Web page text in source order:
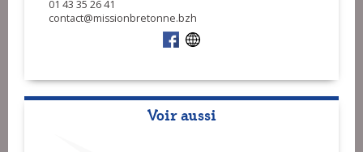
01 43 35 26 41
contact@missionbretonne.bzh
Voir aussi